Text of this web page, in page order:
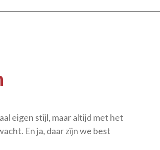
eigen stijl, maar altijd met het
En ja, daar zijn we best